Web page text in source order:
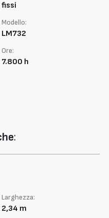
fissi
Modello:
LM732
Ore:
7.800 h
:
Larghezza:
2,34 m